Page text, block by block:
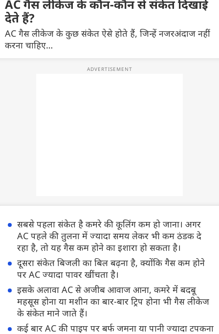
AC गैस लीकेज के कौन-कौन से संकेत दिखाई
देते हैं?
AC गैस लीकेज के कुछ संकेत ऐसे होते हैं, जिन्हें नजरअंदाज नहीं
करना चाहिए…
सबसे पहला संकेत है कमरे की कूलिंग कम हो जाना। अगर
AC पहले की तुलना में ज्यादा समय लेकर भी कम ठंडक दे
रहा है, तो यह गैस कम होने का इशारा हो सकता है।
दूसरा संकेत बिजली का बिल बढ़ना है, क्योंकि गैस कम होने
पर AC ज्यादा पावर खींचता है।
इसके अलावा AC से अजीब आवाज आना, कमरे में बदबू
महसूस होना या मशीन का बार-बार ट्रिप होना भी गैस लीकेज
के संकेत माने जाते हैं।
कई बार AC की पाइप पर बर्फ जमना या पानी ज्यादा टपकना